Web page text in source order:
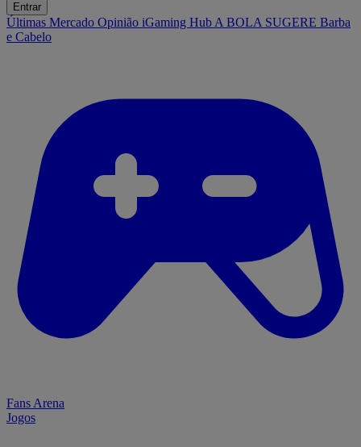
Entrar
Últimas Mercado Opinião iGaming Hub A BOLA SUGERE Barba
e Cabelo
Fans Arena
Jogos